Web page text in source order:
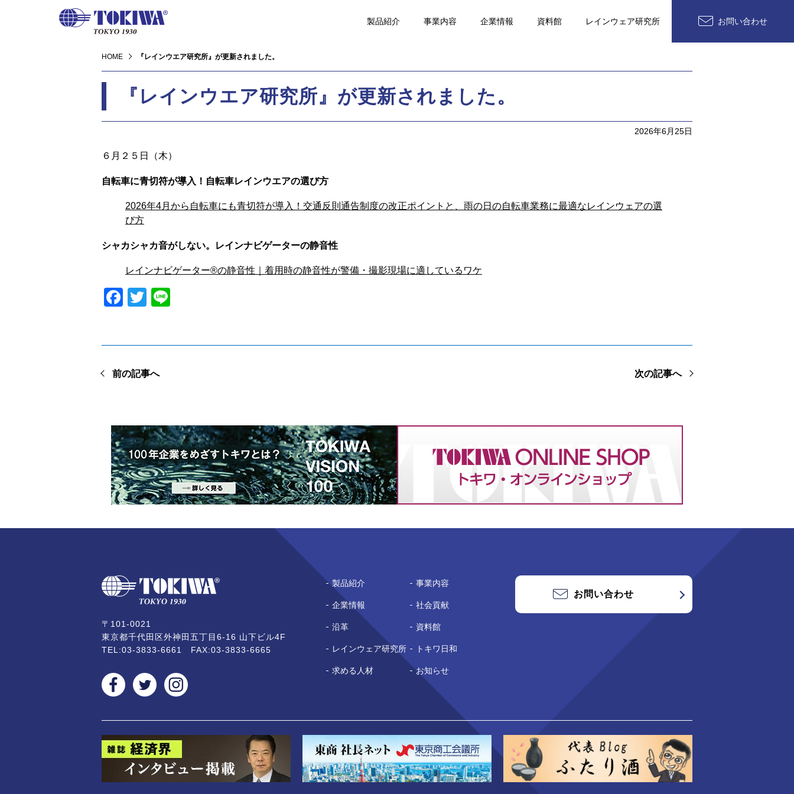
製品紹介 事業内容 企業情報 資料館 レインウェア研究所 お問い合わせ
HOME 『レインウエア研究所』が更新されました。
『レインウエア研究所』が更新されました。
2026年6月25日
６月２５日（木）
自転車に青切符が導入！自転車レインウエアの選び方
2026年4月から自転車にも青切符が導入！交通反則通告制度の改正ポイントと、雨の日の自転車業務に最適なレインウェアの選
び方
シャカシャカ音がしない。レインナビゲーターの静音性
レインナビゲーター®の静音性｜着用時の静音性が警備・撮影現場に適しているワケ
Facebook
Twitter
前の記事へ 次の記事へ
〒101-0021
東京都千代田区外神田五丁目6-16 山下ビル4F
TEL:03-3833-6661 FAX:03-3833-6665
製品紹介 事業内容
企業情報 社会貢献
沿革 資料館
レインウェア研究所 トキワ日和
求める人材 お知らせ
お問い合わせ